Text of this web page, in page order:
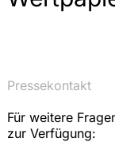
Pressekontakt
Für weitere
zur Verfügung: